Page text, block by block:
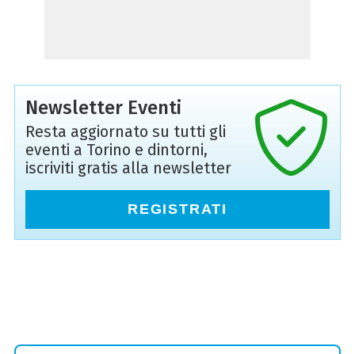
Newsletter Eventi
Resta aggiornato su tutti gli
eventi a Torino e dintorni,
iscriviti gratis alla newsletter
REGISTRATI